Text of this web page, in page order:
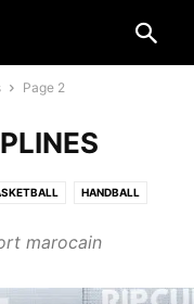
Page 2
HANDBALL
VOLLEYBALL
marocain